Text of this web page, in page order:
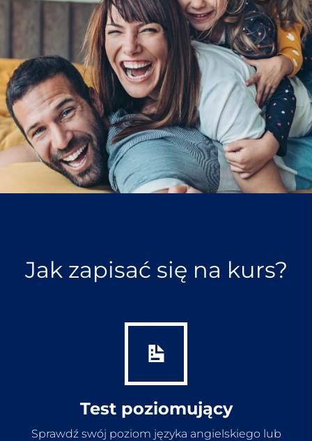
Jak zapisać się na kurs?
Test poziomujący
Sprawdź swój poziom języka angielskiego lub